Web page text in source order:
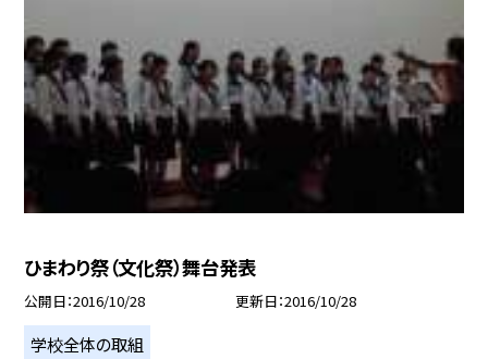
ひまわり祭（文化祭）舞台発表
公開日 2016/10/28 更新日 2016/10/28
学校全体の取組